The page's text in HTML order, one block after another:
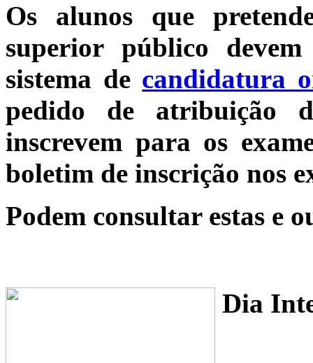
Os alunos que
superior público
sistema de candidatura
pedido de atribuição
inscrevem para os
boletim de inscrição nos
Podem consultar estas e
Dia